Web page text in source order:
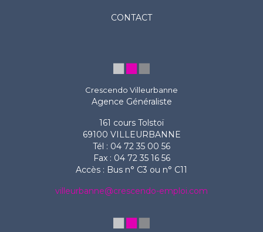
CONTACT
Crescendo Villeurbanne
Agence Généraliste
161 cours Tolstoï
69100 VILLEURBANNE
Tél : 04 72 35 00 56
Fax : 04 72 35 16 56
Accès : Bus n° C3 ou n° C11
villeurbanne@crescendo-emploi.com